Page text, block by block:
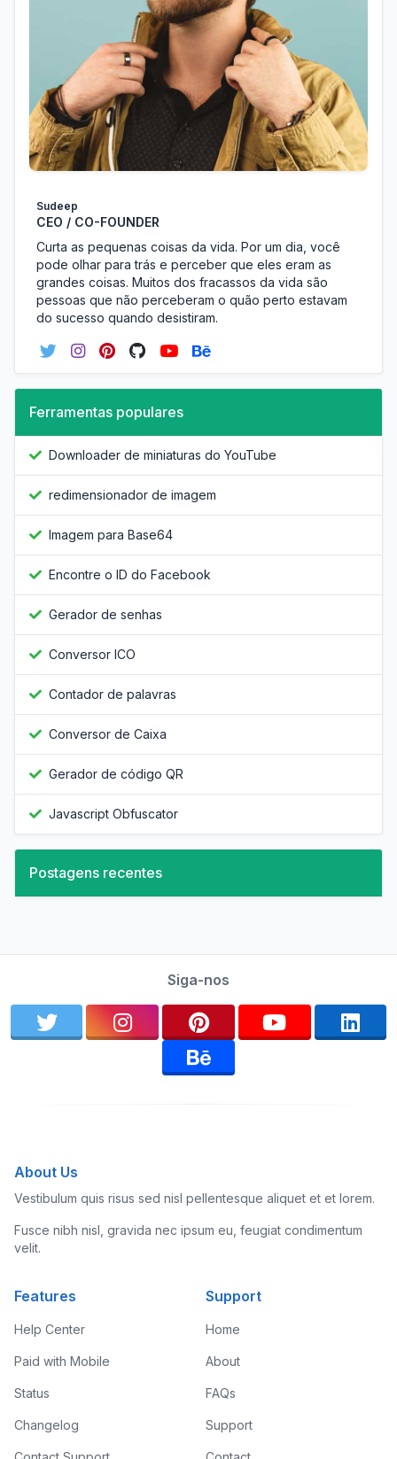
Sudeep
CEO / CO-FOUNDER
Curta as pequenas coisas da vida. Por um dia, você
pode olhar para trás e perceber que eles eram as
grandes coisas. Muitos dos fracassos da vida são
pessoas que não perceberam o quão perto estavam
do sucesso quando desistiram.
Ferramentas populares
Downloader de miniaturas do YouTube
redimensionador de imagem
Imagem para Base64
Encontre o ID do Facebook
Gerador de senhas
Conversor ICO
Contador de palavras
Conversor de Caixa
Gerador de código QR
Javascript Obfuscator
Postagens recentes
Siga-nos
About Us
Vestibulum quis risus sed nisl pellentesque aliquet et et lorem.
Fusce nibh nisl, gravida nec ipsum eu, feugiat condimentum
velit.
Features
Help Center
Paid with Mobile
Status
Changelog
Support
Home
About
FAQs
Support